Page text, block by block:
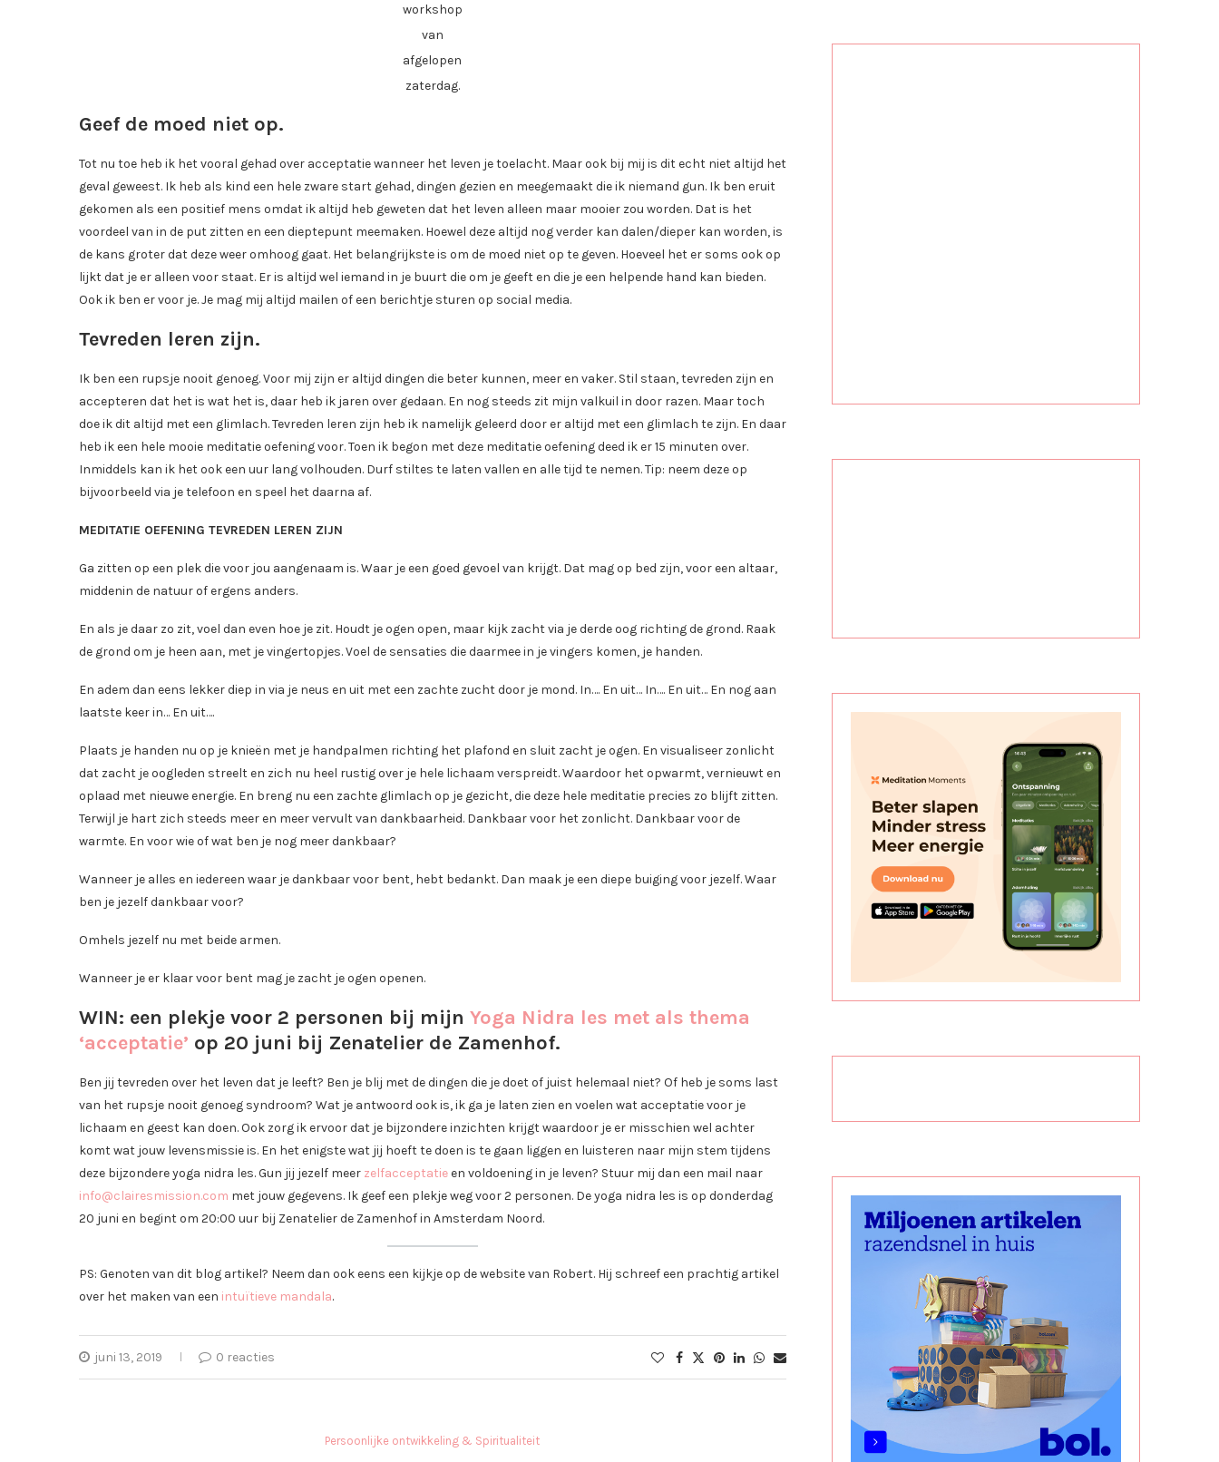
workshop
van
afgelopen
zaterdag.
Geef de moed niet op.
Tot nu toe heb ik het vooral gehad over acceptatie wanneer het leven je toelacht. Maar ook bij mij is dit echt niet altijd het
geval geweest. Ik heb als kind een hele zware start gehad, dingen gezien en meegemaakt die ik niemand gun. Ik ben eruit
gekomen als een positief mens omdat ik altijd heb geweten dat het leven alleen maar mooier zou worden. Dat is het
voordeel van in de put zitten en een dieptepunt meemaken. Hoewel deze altijd nog verder kan dalen/dieper kan worden, is
de kans groter dat deze weer omhoog gaat. Het belangrijkste is om de moed niet op te geven. Hoeveel het er soms ook op
lijkt dat je er alleen voor staat. Er is altijd wel iemand in je buurt die om je geeft en die je een helpende hand kan bieden.
Ook ik ben er voor je. Je mag mij altijd mailen of een berichtje sturen op social media.
Tevreden leren zijn.
Ik ben een rupsje nooit genoeg. Voor mij zijn er altijd dingen die beter kunnen, meer en vaker. Stil staan, tevreden zijn en
accepteren dat het is wat het is, daar heb ik jaren over gedaan. En nog steeds zit mijn valkuil in door razen. Maar toch
doe ik dit altijd met een glimlach. Tevreden leren zijn heb ik namelijk geleerd door er altijd met een glimlach te zijn. En daar
heb ik een hele mooie meditatie oefening voor. Toen ik begon met deze meditatie oefening deed ik er 15 minuten over.
Inmiddels kan ik het ook een uur lang volhouden. Durf stiltes te laten vallen en alle tijd te nemen. Tip: neem deze op
bijvoorbeeld via je telefoon en speel het daarna af.
MEDITATIE OEFENING TEVREDEN LEREN ZIJN
Ga zitten op een plek die voor jou aangenaam is. Waar je een goed gevoel van krijgt. Dat mag op bed zijn, voor een altaar,
middenin de natuur of ergens anders.
En als je daar zo zit, voel dan even hoe je zit. Houdt je ogen open, maar kijk zacht via je derde oog richting de grond. Raak
de grond om je heen aan, met je vingertopjes. Voel de sensaties die daarmee in je vingers komen, je handen.
En adem dan eens lekker diep in via je neus en uit met een zachte zucht door je mond. In…. En uit… In…. En uit… En nog aan
laatste keer in… En uit….
Plaats je handen nu op je knieën met je handpalmen richting het plafond en sluit zacht je ogen. En visualiseer zonlicht
dat zacht je oogleden streelt en zich nu heel rustig over je hele lichaam verspreidt. Waardoor het opwarmt, vernieuwt en
oplaad met nieuwe energie. En breng nu een zachte glimlach op je gezicht, die deze hele meditatie precies zo blijft zitten.
Terwijl je hart zich steeds meer en meer vervult van dankbaarheid. Dankbaar voor het zonlicht. Dankbaar voor de
warmte. En voor wie of wat ben je nog meer dankbaar?
Wanneer je alles en iedereen waar je dankbaar voor bent, hebt bedankt. Dan maak je een diepe buiging voor jezelf. Waar
ben je jezelf dankbaar voor?
Omhels jezelf nu met beide armen.
Wanneer je er klaar voor bent mag je zacht je ogen openen.
WIN: een plekje voor 2 personen bij mijn Yoga Nidra les met als thema
‘acceptatie’ op 20 juni bij Zenatelier de Zamenhof.
Ben jij tevreden over het leven dat je leeft? Ben je blij met de dingen die je doet of juist helemaal niet? Of heb je soms last
van het rupsje nooit genoeg syndroom? Wat je antwoord ook is, ik ga je laten zien en voelen wat acceptatie voor je
lichaam en geest kan doen. Ook zorg ik ervoor dat je bijzondere inzichten krijgt waardoor je er misschien wel achter
komt wat jouw levensmissie is. En het enigste wat jij hoeft te doen is te gaan liggen en luisteren naar mijn stem tijdens
deze bijzondere yoga nidra les. Gun jij jezelf meer zelfacceptatieen voldoening in je leven? Stuur mij dan een mail naar
info@clairesmission.com met jouw gegevens. Ik geef een plekje weg voor 2 personen. De yoga nidra les is op donderdag
20 juni en begint om 20:00 uur bij Zenatelier de Zamenhof in Amsterdam Noord.
PS: Genoten van dit blog artikel? Neem dan ook eens een kijkje op de website van Robert. Hij schreef een prachtig artikel
over het maken van een intuïtieve mandala.
juni 13, 2019 0 reacties
Persoonlijke ontwikkeling & Spiritualiteit